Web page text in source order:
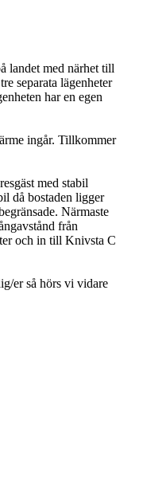
landet med närhet till
separata lägenheter
har en egen
ingår. Tillkommer
med stabil
då bostaden ligger
Närmaste
från
och in till Knivsta C
er så hörs vi vidare